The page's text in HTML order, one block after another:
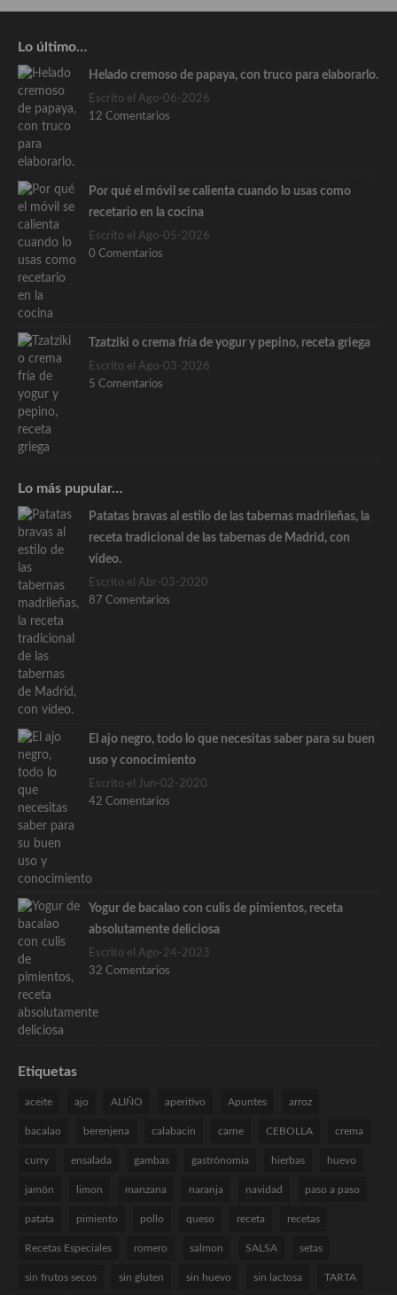
Lo último…
Helado cremoso de papaya, con truco para elaborarlo.
Escrito el Ago-06-2026
12 Comentarios
Por qué el móvil se calienta cuando lo usas como
recetario en la cocina
Escrito el Ago-05-2026
0 Comentarios
Tzatziki o crema fría de yogur y pepino, receta griega
Escrito el Ago-03-2026
5 Comentarios
Lo más pupular…
Patatas bravas al estilo de las tabernas madrileñas, la
receta tradicional de las tabernas de Madrid, con
vídeo.
Escrito el Abr-03-2020
87 Comentarios
El ajo negro, todo lo que necesitas saber para su buen
uso y conocimiento
Escrito el Jun-02-2020
42 Comentarios
Yogur de bacalao con culis de pimientos, receta
absolutamente deliciosa
Escrito el Ago-24-2023
32 Comentarios
Etiquetas
aceite ajo ALIÑO aperitivo Apuntes arroz
bacalao berenjena calabacin carne CEBOLLA crema
curry ensalada gambas gastrónomia hierbas huevo
jamón limon manzana naranja navidad paso a paso
patata pimiento pollo queso receta recetas
Recetas Especiales romero salmon SALSA setas
sin frutos secos sin gluten sin huevo sin lactosa TARTA